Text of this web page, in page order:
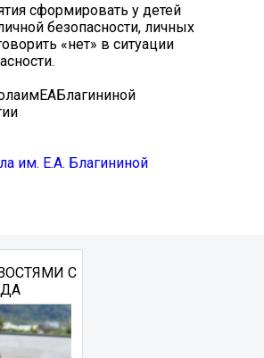
сформировать у детей
безопасности, личных
«нет» в ситуации
им. Е.А. Благининой
С